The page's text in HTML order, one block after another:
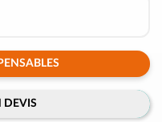
DEVIS